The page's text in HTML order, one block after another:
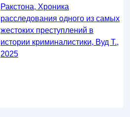
Ракстона, Хроника
расследования одного из самых
жестоких преступлений в
истории криминалистики, Вуд Т.,
2025